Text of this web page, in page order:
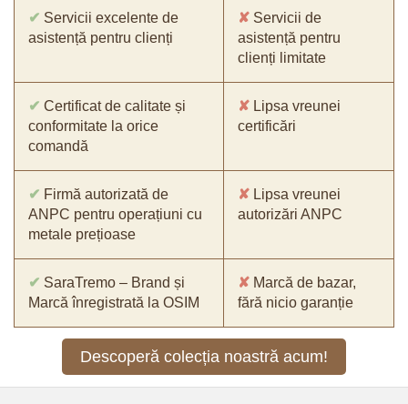
✔ Servicii excelente de
asistență pentru clienți
✘ Servicii de
asistență pentru
clienți limitate
✔ Certificat de calitate și
conformitate la orice
comandă
✘ Lipsa vreunei
certificări
✔ Firmă autorizată de
ANPC pentru operațiuni cu
metale prețioase
✘ Lipsa vreunei
autorizări ANPC
✔ SaraTremo – Brand și
Marcă înregistrată la OSIM
✘ Marcă de bazar,
fără nicio garanție
Descoperă colecția noastră acum!